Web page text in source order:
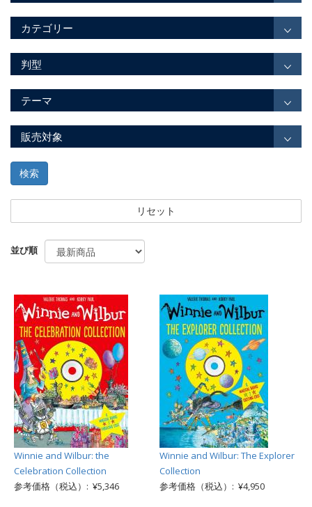
カテゴリー
判型
テーマ
販売対象
検索
リセット
並び順
Winnie and Wilbur: the
Celebration Collection
参考価格（税込）: ¥5,346
Winnie and Wilbur: The Explorer
Collection
参考価格（税込）: ¥4,950